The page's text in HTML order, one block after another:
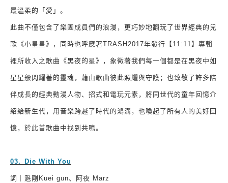
最溫柔的「愛」。
此曲不僅包含了樂團成員們的浪漫，更巧妙地翻玩了世界經典的兒
歌《小星星》，同時也呼應著TRASH2017年發行【 11:11】專輯
裡所收入之歌曲《黑夜的星》，象徵著我們每一個都是在黑夜中如
星星般閃耀著的靈魂，藉由歌曲彼此照耀與守護；也致敬了許多陪
伴成長的經典動漫人物、招式和電玩元素，將同世代的童年回憶介
紹給新生代，用音樂跨越了時代的鴻溝，也喚起了所有人的美好回
憶，於此首歌曲中找到共鳴。
03. Die With You
詞｜魁剛 Kuei gun、阿夜 Marz